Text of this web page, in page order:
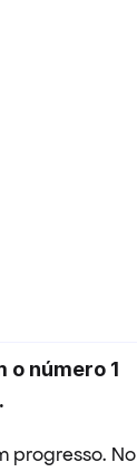
o número 1
progresso. No